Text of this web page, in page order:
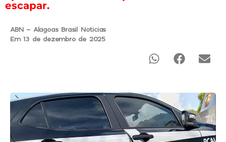
escapar.
ABN - Alagoas Brasil Noticias
Em 13 de dezembro de 2025